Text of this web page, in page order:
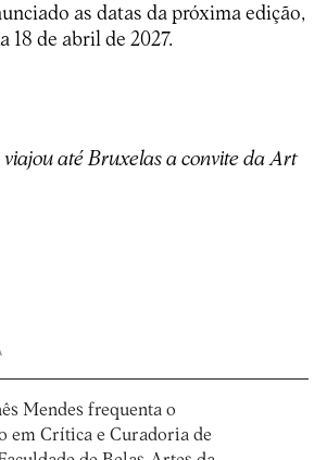
as datas da próxima edição,
18 de abril de 2027.
até Bruxelas a convite da Art
Mendes frequenta o
em Crítica e Curadoria de